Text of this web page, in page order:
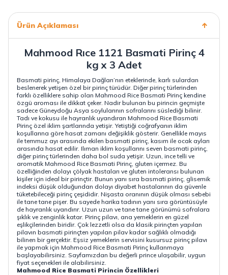
Ürün Açıklaması
Mahmood Rıce 1121 Basmati Pirinç 4
kg x 3 Adet
Basmati pirinç, Himalaya Dağları’nın eteklerinde, karlı sulardan
beslenerek yetişen özel bir pirinç türüdür. Diğer pirinç türlerinden
farklı özelliklere sahip olan Mahmood Rice Basmati Pirinç kendine
özgü aroması ile dikkat çeker. Nadir bulunan bu pirincin geçmişte
sadece Güneydoğu Asya soylularının sofralarını süslediği bilinir.
Tadı ve kokusu ile hayranlık uyandıran Mahmood Rice Basmati
Pirinç özel iklim şartlarında yetişir. Yetiştiği coğrafyanın iklim
koşullarına göre hasat zamanı değişiklik gösterir. Genellikle mayıs
ile temmuz ayı arasında ekilen basmati pirinç, kasım ile ocak ayları
arasında hasat edilir. Ilıman iklim koşullarını seven basmati pirinç,
diğer pirinç türlerinden daha bol suda yetişir. Uzun, ince telli ve
aromatik Mahmood Rice Basmati Pirinç, gluten içermez. Bu
özelliğinden dolayı çölyak hastaları ve gluten intoleransı bulunan
kişiler için ideal bir pirinçtir. Bunun yanı sıra basmati pirinç, glisemik
indeksi düşük olduğundan dolayı diyabet hastalarının da güvenle
tüketebileceği pirinç çeşididir. Nişasta oranının düşük olması sebebi
ile tane tane pişer. Bu sayede harika tadının yanı sıra görüntüsüyle
de hayranlık uyandırır. Uzun uzun ve tane tane görünümü sofralara
şıklık ve zenginlik katar. Pirinç pilavı, ana yemeklerin en güzel
eşlikçilerinden biridir. Çok lezzetli olsa da klasik pirinçten yapılan
pilavın basmati pirinçten yapılan pilav kadar sağlıklı olmadığı
bilinen bir gerçektir. Eşsiz yemeklerin servisini kusursuz pirinç pilavı
ile yapmak için Mahmood Rice Basmati Pirinç kullanmaya
başlayabilirsiniz. Sayfamızdan bu değerli prince ulaşabilir, uygun
fiyat seçenekleri ile alabilirsiniz.
Mahmood Rice Basmati Pirincin Özellikleri